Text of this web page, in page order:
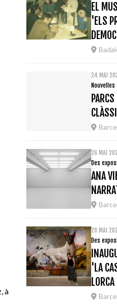
à
EL
'ELS
24 MAI
Nouvelles
26 MAI
Des
ANA
28 MAI
Des
'LA
LORCA